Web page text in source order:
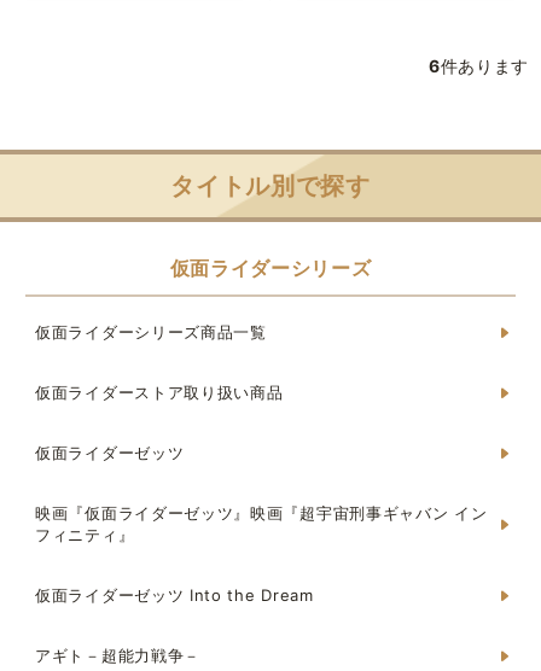
6件あります
タイトル別で探す
仮面ライダーシリーズ
仮面ライダーシリーズ商品一覧
仮面ライダーストア取り扱い商品
仮面ライダーゼッツ
映画『仮面ライダーゼッツ』映画『超宇宙刑事ギャバン イン
フィニティ』
仮面ライダーゼッツ Into the Dream
アギト－超能力戦争－